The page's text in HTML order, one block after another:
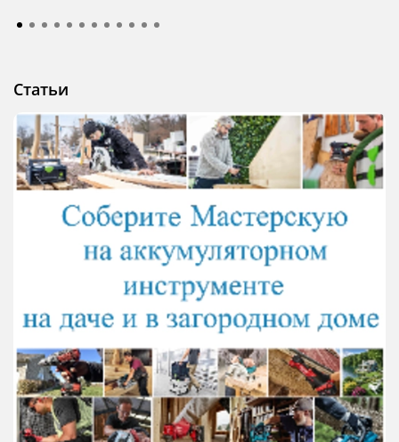
Статьи